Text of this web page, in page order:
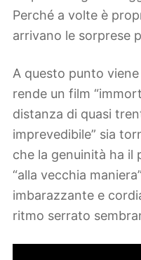
Perché a volte è
arrivano le sorprese
A questo punto
rende un film
distanza di quasi
imprevedibile” sia
che la genuinità ha il
“alla vecchia
imbarazzante e
ritmo serrato